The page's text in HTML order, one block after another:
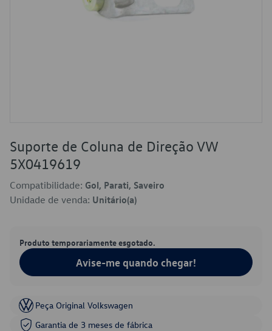
Suporte de Coluna de Direção VW
5X0419619
Compatibilidade: Gol, Parati, Saveiro
Unidade de venda: Unitário(a)
Produto temporariamente esgotado.
Avise-me quando chegar!
Peça Original Volkswagen
Garantia de 3 meses de fábrica